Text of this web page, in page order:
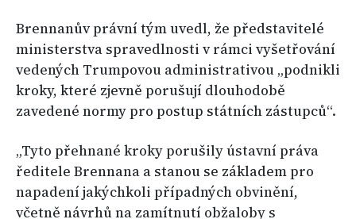
Brennanův právní tým uvedl, že představitelé
ministerstva spravedlnosti v rámci vyšetřování
vedených Trumpovou administrativou „podnikli
kroky, které zjevně porušují dlouhodobě
zavedené normy pro postup státních zástupců“.
„Tyto přehnané kroky porušily ústavní práva
ředitele Brennana a stanou se základem pro
napadení jakýchkoli případných obvinění,
včetně návrhů na zamítnutí obžaloby s